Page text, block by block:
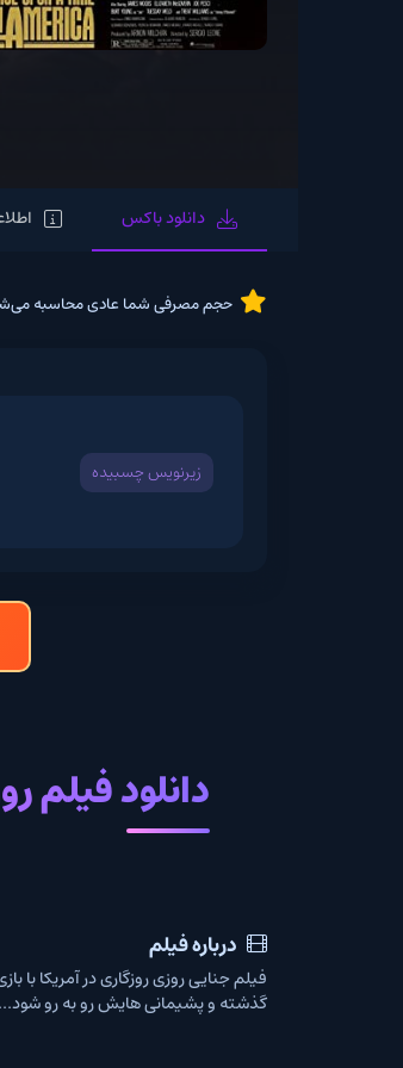
دانلود باکس اطلاعات بیشتر
حجم مصرفی شما عادی محاسبه می‌شود.
زیرنویس چسبیده
دانلود فیلم روزی
درباره فیلم
گذشته و پشیمانی هایش رو به رو شود...